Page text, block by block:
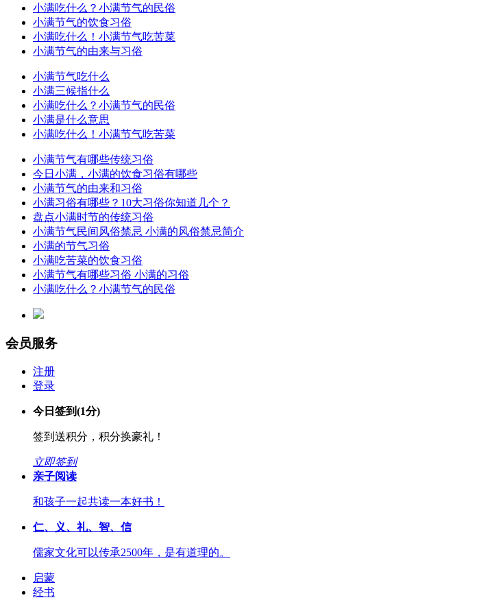
小满吃什么？小满节气的民俗
小满节气的饮食习俗
小满吃什么！小满节气吃苦菜
小满节气的由来与习俗
小满节气吃什么
小满三候指什么
小满吃什么？小满节气的民俗
小满是什么意思
小满吃什么！小满节气吃苦菜
小满节气有哪些传统习俗
今日小满，小满的饮食习俗有哪些
小满节气的由来和习俗
小满习俗有哪些？10大习俗你知道几个？
盘点小满时节的传统习俗
小满节气民间风俗禁忌 小满的风俗禁忌简介
小满的节气习俗
小满吃苦菜的饮食习俗
小满节气有哪些习俗 小满的习俗
小满吃什么？小满节气的民俗
会员服务
注册
登录
今日签到(1分)
签到送积分，积分换豪礼！
立即签到
亲子阅读
和孩子一起共读一本好书！
仁、义、礼、智、信
儒家文化可以传承2500年，是有道理的。
启蒙
经书